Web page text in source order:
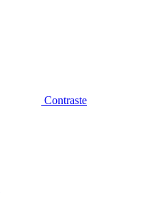
Contraste